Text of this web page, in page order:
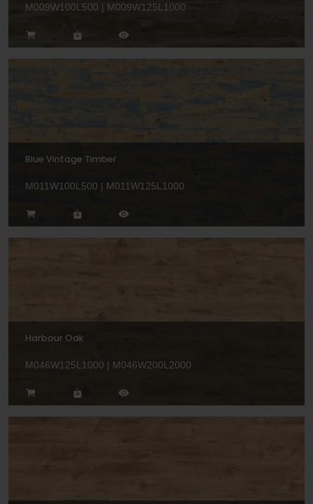
M009W100L500 | M009W125L1000
Blue Vintage Timber
M011W100L500 | M011W125L1000
Harbour Oak
M046W125L1000 | M046W200L2000